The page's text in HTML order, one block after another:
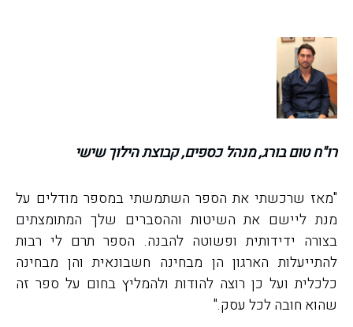
רו"ח טום בורג, מנהל כספים, קבוצת הילוך שישי
"מאז שרכשתי את הספר השתמשתי במספר מודלים על
מנת ליישם את השיטות וההסברים שלך המתומצתים
בצורה ידידותית ופשוטה להבנה. הספר תרם לי רבות
להתייעלות הארגון הן מבחינה חשבונאית והן מבחינה
כלכלית ועל כן רוצה להודות ולהמליץ בחום על ספר זה
שהוא חובה לכל עסק."